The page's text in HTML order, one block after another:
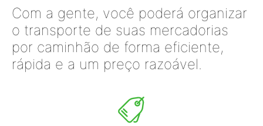
Com a gente, você poderá organizar
o transporte de suas mercadorias
por caminhão de forma eficiente,
rápida e a um preço razoável.